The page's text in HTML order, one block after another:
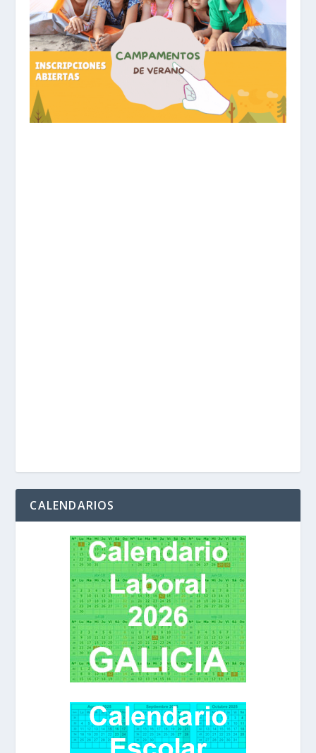
CALENDARIOS